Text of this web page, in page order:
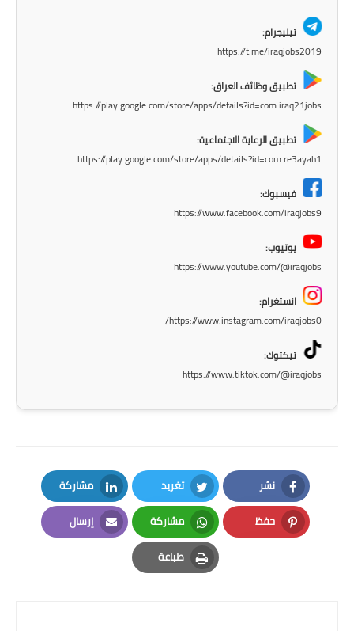
اخبار وقرارات وزارة التعليم
العطل
تيليجرام:
https://t.me/iraqjobs2019
تطبيق وظائف العراق:
https://play.google.com/store/apps/details?id=com.iraq21jobs
تطبيق الرعاية الاجتماعية:
https://play.google.com/store/apps/details?id=com.re3ayah1
فيسبوك:
https://www.facebook.com/iraqjobs9
يوتيوب:
https://www.youtube.com/@iraqjobs
انستغرام:
https://www.instagram.com/iraqjobs0/
تيكتوك:
https://www.tiktok.com/@iraqjobs
نشر
Facebook
تغريد
Twitter
مشاركة
LinkedIn
حفظ
Pinterest
مشاركة
Whatsapp
إرسال
Email
طباعة
Print